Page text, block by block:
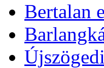
Bertalan